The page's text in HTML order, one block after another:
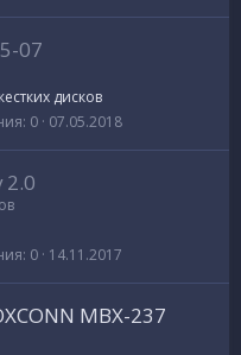
м
07
дисков
0 07.05.2018
2.0
0 14.11.2017
MBX-237